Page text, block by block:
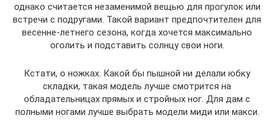
однако считается незаменимой вещью для прогулок или
встречи с подругами. Такой вариант предпочтителен для
весенне-летнего сезона, когда хочется максимально
оголить и подставить солнцу свои ноги.
Кстати, о ножках. Какой бы пышной ни делали юбку
складки, такая модель лучше смотрится на
обладательницах прямых и стройных ног. Для дам с
полными ногами лучше выбрать модели миди или макси.